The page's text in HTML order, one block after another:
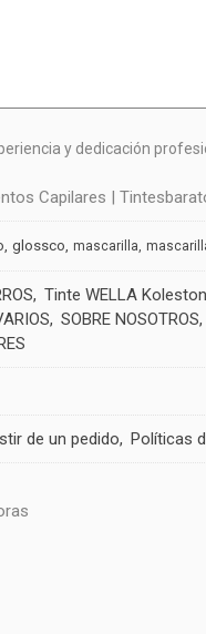
y dedicación
Capilares |
glossco mascarilla
Tinte WELLA
SOBRE NOSOTROS
de un pedido Políticas